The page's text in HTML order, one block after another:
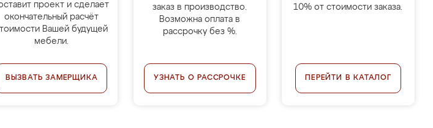
проект и сделает
окончательный расчёт
Вашей будущей
мебели.
ВЫЗВАТЬ ЗАМЕРЩИКА
заказ в производство.
Возможна оплата в
рассрочку без %.
УЗНАТЬ О РАССРОЧКЕ
10% от стоимости заказа.
ПЕРЕЙТИ В КАТАЛОГ